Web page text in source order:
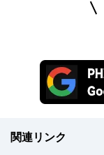
関連リンク